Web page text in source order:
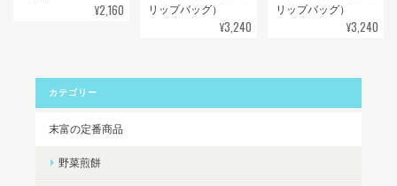
¥2,160
リップバッグ）
¥3,240
リップバッグ）
¥3,240
カテゴリー
末富の定番商品
野菜煎餅